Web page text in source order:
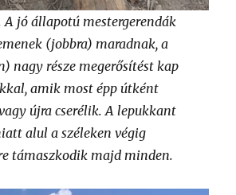
A jó állapotú mestergerendák
(jobbra) maradnak, a
nagy része megerősítést kap
amik most épp útként
újra cserélik. A lepukkant
alul a széleken végig
támaszkodik majd minden.